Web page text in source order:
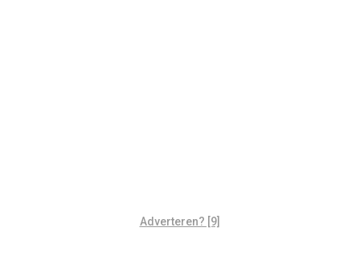
Adverteren? [9]